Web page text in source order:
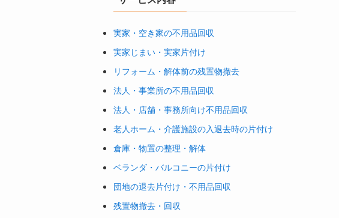
実家・空き家の不用品回収
実家じまい・実家片付け
リフォーム・解体前の残置物撤去
法人・事業所の不用品回収
法人・店舗・事務所向け不用品回収
老人ホーム・介護施設の入退去時の片付け
倉庫・物置の整理・解体
ベランダ・バルコニーの片付け
団地の退去片付け・不用品回収
残置物撤去・回収